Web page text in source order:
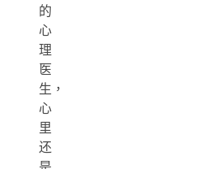
的
心
理
医
生，
心
里
还